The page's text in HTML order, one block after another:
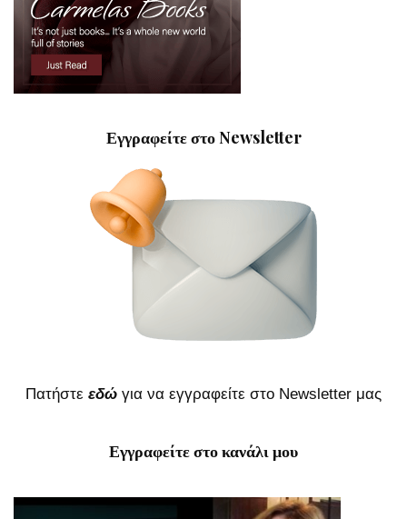
Εγγραφείτε στο Newsletter
Πατήστε εδώ για να εγγραφείτε στο Newsletter μας
Εγγραφείτε στο κανάλι μου